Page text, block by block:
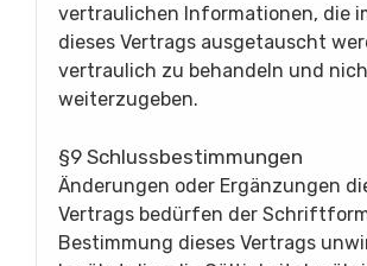
vertraulichen Informationen, die
dieses Vertrags ausgetauscht
vertraulich zu behandeln und
weiterzugeben.
§9 Schlussbestimmungen
Änderungen oder Ergänzungen
Vertrags bedürfen der
Bestimmung dieses Vertrags